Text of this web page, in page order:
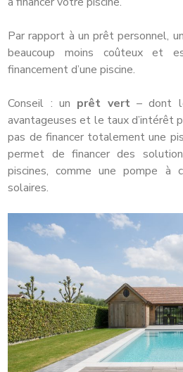
Par rapport à un prêt personnel,
beaucoup moins coûteux et
financement d’une piscine.
Conseil : un prêt vert– dont
avantageuses et le taux d’intérêt
pas de financer totalement une
permet de financer des
piscines, comme une pompe à
solaires.